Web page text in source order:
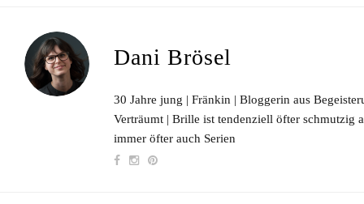
Dani Brösel
30 Jahre jung | Fränkin | Bloggerin aus
Verträumt | Brille ist tendenziell öfter schmutzig
immer öfter auch Serien